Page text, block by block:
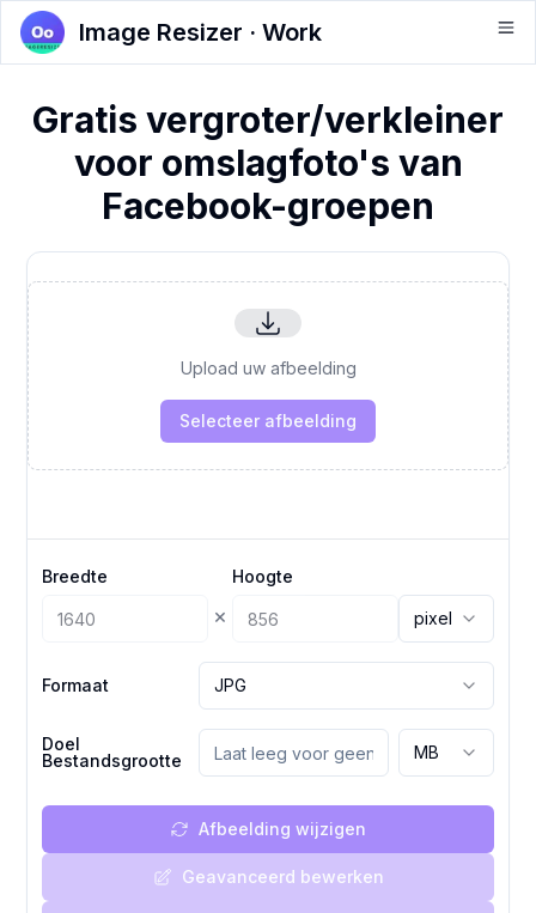
Image Resizer · Work
Gratis vergroter/verkleiner
voor omslagfoto's van
Facebook-groepen
Upload uw afbeelding
Selecteer afbeelding
Breedte
×
Hoogte
pixel
Formaat JPG
Doel
Bestandsgrootte
MB
Afbeelding wijzigen
Geavanceerd bewerken